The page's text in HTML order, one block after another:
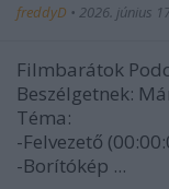
freddyD • 2026. június
Filmbarátok
Beszélgetnek:
Téma:
-Felvezető
-Borítókép ...